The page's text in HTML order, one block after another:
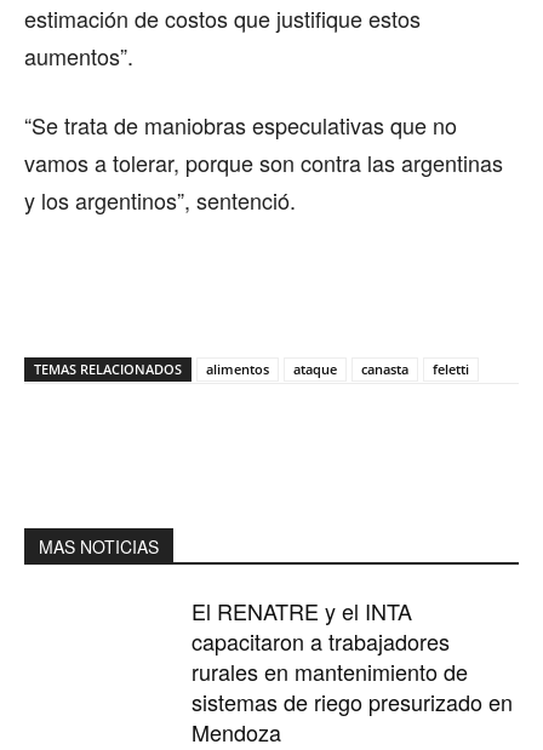
estimación de costos que justifique estos
aumentos”.
“Se trata de maniobras especulativas que no
vamos a tolerar, porque son contra las argentinas
y los argentinos”, sentenció.
TEMAS RELACIONADOS alimentos ataque canasta feletti
MAS NOTICIAS
El RENATRE y el INTA
capacitaron a trabajadores
rurales en mantenimiento de
sistemas de riego presurizado en
Mendoza